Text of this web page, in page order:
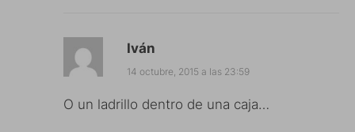
Iván
14 octubre, 2015 a las 23:59
O un ladrillo dentro de una caja…